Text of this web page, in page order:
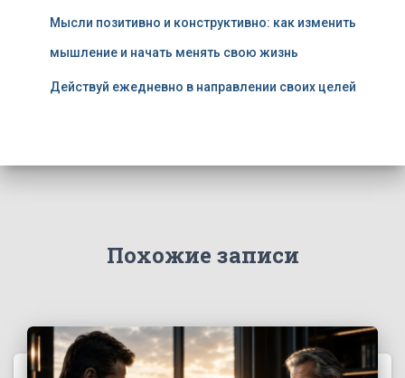
Мысли позитивно и конструктивно: как изменить
мышление и начать менять свою жизнь
Действуй ежедневно в направлении своих целей
Похожие записи